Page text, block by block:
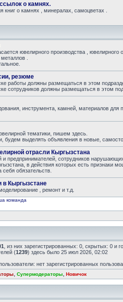
о камнях.
книг о камнях , минералах, самоцветах .
ювелирного производства , ювелирного
.
резюме
работы должны размещаться в этом
сотрудников должны размещаться в этом
инструмента, камней, материалов для
тематики, пишем здесь.
будем выделять объявления в новые,
отрасли Кыргызстана
предпринимателей, сотрудников
в действия которых есть признаки
обязательств.
в Кыргызстане
, ремонт и т.д.
команда
, из них зарегистрированных: 0, скрытых: 0 и
(1239) здесь было 25 июл 2026, 02:02
нет зарегистрированных
Супермодераторы Новичок